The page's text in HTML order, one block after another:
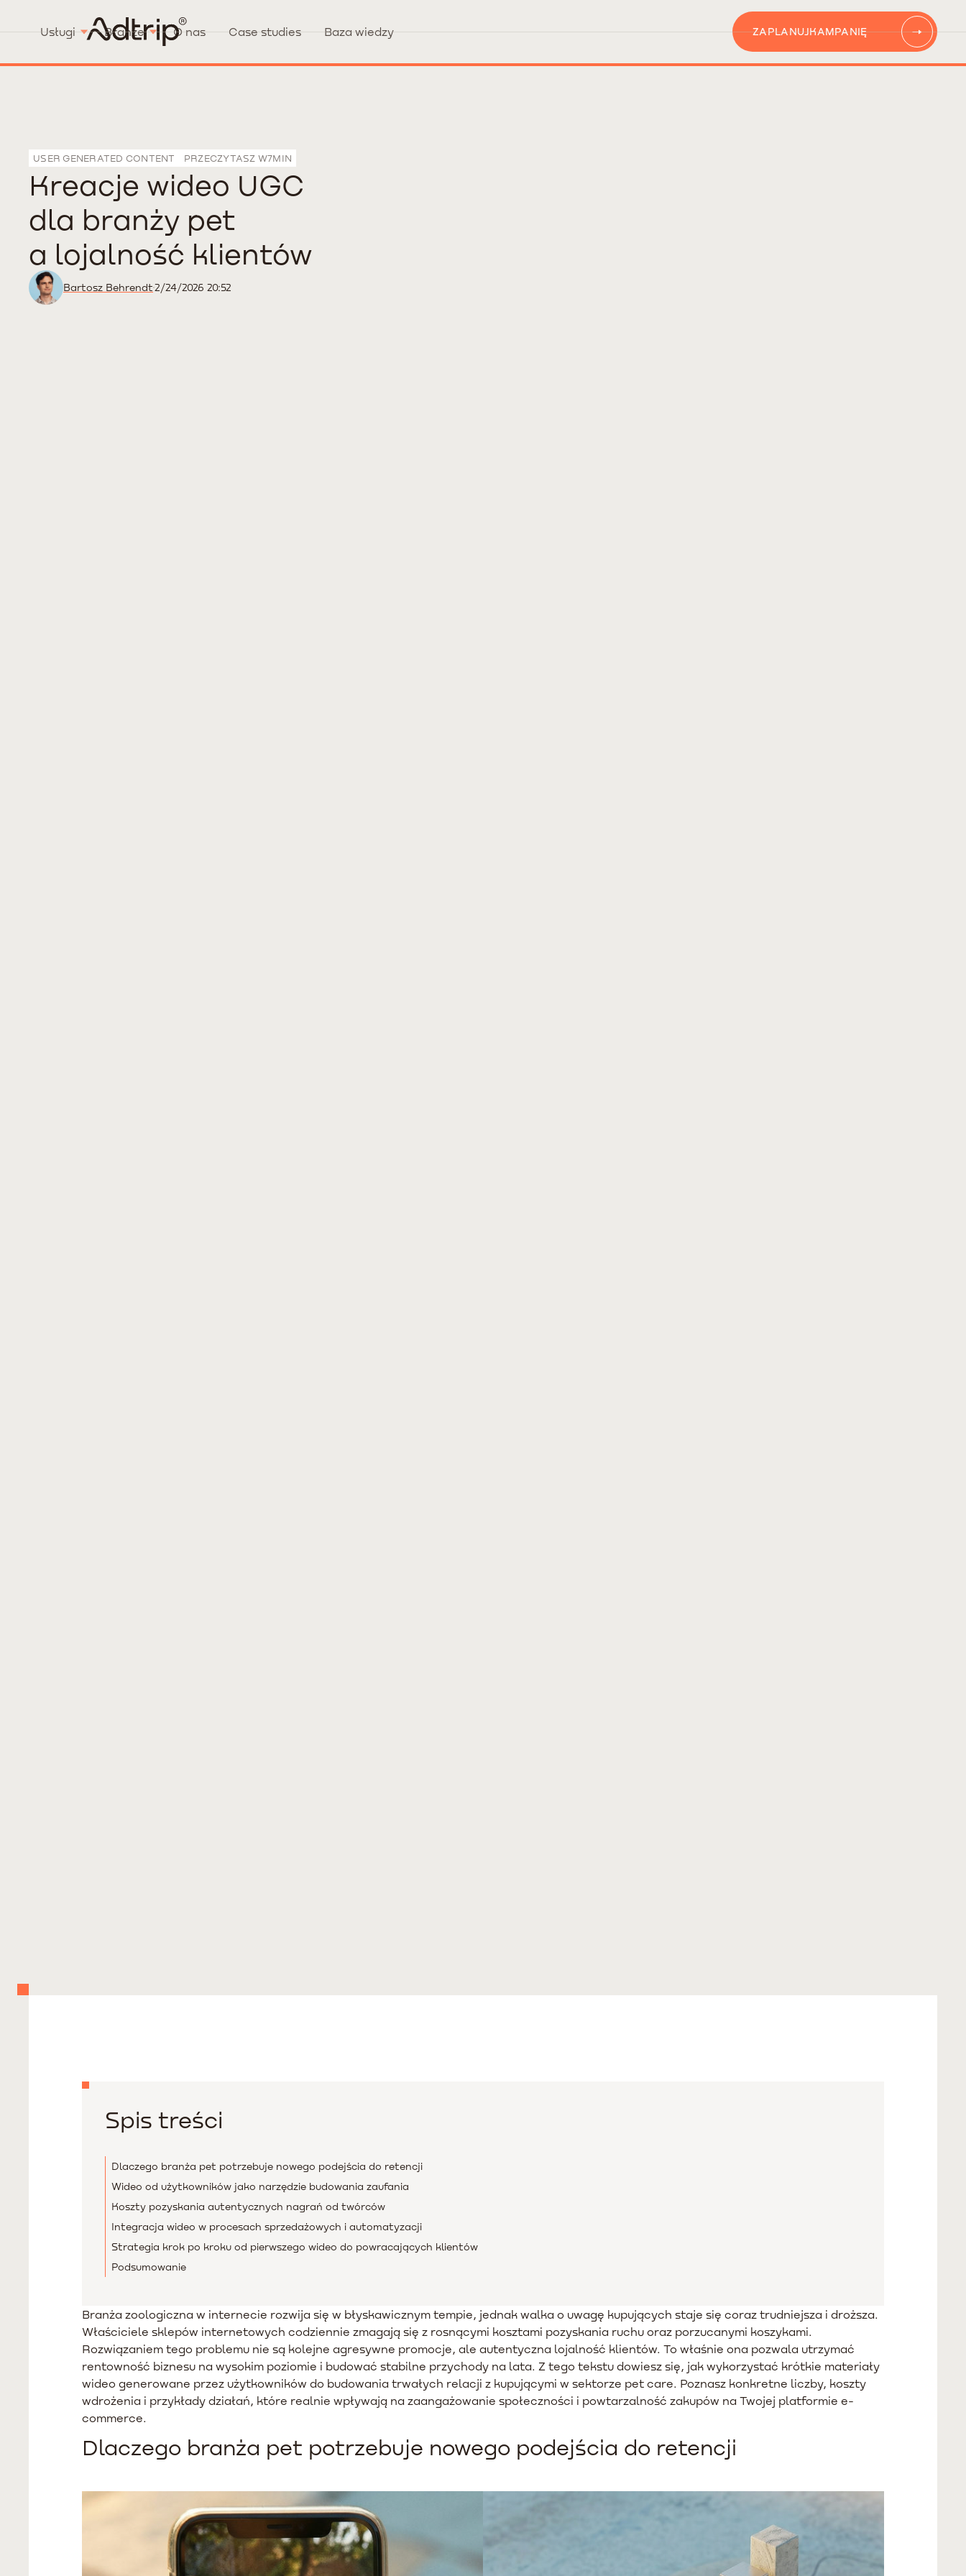
Usługi Branże O nas Case studies Baza wiedzy ZAPLANUJKAMPANIĘ
USER GENERATED CONTENT PRZECZYTASZ W7MIN
Kreacje wideo UGC
dla branży pet
a lojalność klientów
Bartosz Behrendt2/24/2026 20:52
Spis treści
Dlaczego branża pet potrzebuje nowego podejścia do retencji
Wideo od użytkowników jako narzędzie budowania zaufania
Koszty pozyskania autentycznych nagrań od twórców
Integracja wideo w procesach sprzedażowych i automatyzacji
Strategia krok po kroku od pierwszego wideo do powracających klientów
Podsumowanie
Branża zoologiczna w internecie rozwija się w błyskawicznym tempie, jednak walka o uwagę kupujących staje się coraz trudniejsza i droższa.
Właściciele sklepów internetowych codziennie zmagają się z rosnącymi kosztami pozyskania ruchu oraz porzucanymi koszykami.
Rozwiązaniem tego problemu nie są kolejne agresywne promocje, ale autentyczna lojalność klientów. To właśnie ona pozwala utrzymać
rentowność biznesu na wysokim poziomie i budować stabilne przychody na lata. Z tego tekstu dowiesz się, jak wykorzystać krótkie materiały
wideo generowane przez użytkowników do budowania trwałych relacji z kupującymi w sektorze pet care. Poznasz konkretne liczby, koszty
wdrożenia i przykłady działań, które realnie wpływają na zaangażowanie społeczności i powtarzalność zakupów na Twojej platformie e-
commerce.
Dlaczego branża pet potrzebuje nowego podejścia do retencji